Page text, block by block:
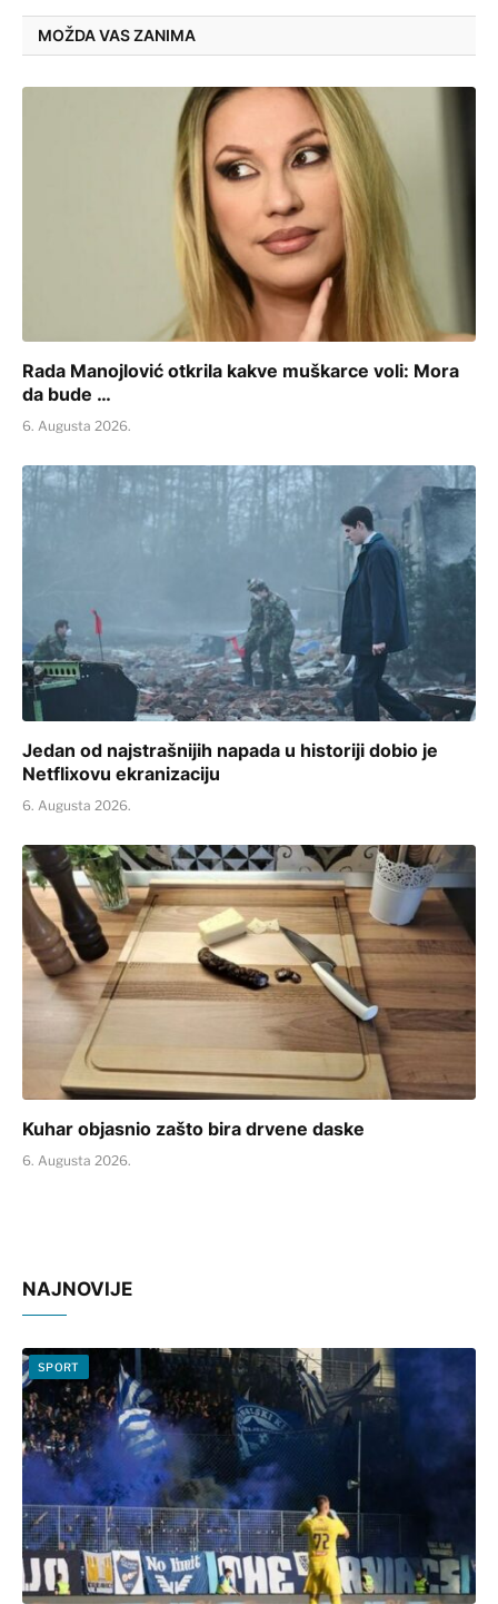
MOŽDA VAS ZANIMA
Rada Manojlović otkrila kakve muškarce voli: Mora
da bude …
6. Augusta 2026.
Jedan od najstrašnijih napada u historiji dobio je
Netflixovu ekranizaciju
6. Augusta 2026.
Kuhar objasnio zašto bira drvene daske
6. Augusta 2026.
NAJNOVIJE
SPORT